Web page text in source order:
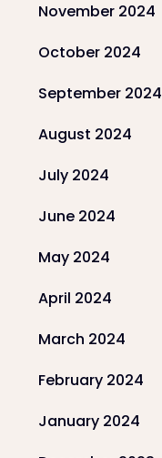
November 2024
October 2024
September 2024
August 2024
July 2024
June 2024
May 2024
April 2024
March 2024
February 2024
January 2024